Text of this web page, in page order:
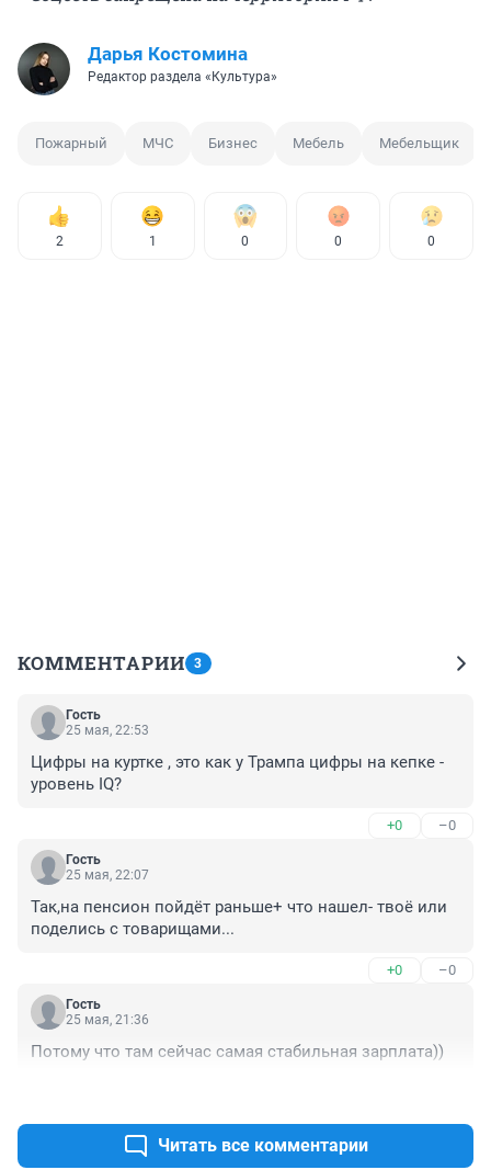
Дарья Костомина
Редактор раздела «Культура»
Пожарный МЧС Бизнес Мебель Мебельщик
2 1 0 0 0
КОММЕНТАРИИ 3
Гость
25 мая, 22:53
Цифры на куртке , это как у Трампа цифры на кепке -
уровень IQ?
+0 –0
Гость
25 мая, 22:07
Так,на пенсион пойдёт раньше+ что нашел- твоё или
поделись с товарищами...
+0 –0
Гость
25 мая, 21:36
Потому что там сейчас самая стабильная зарплата))
Читать все комментарии